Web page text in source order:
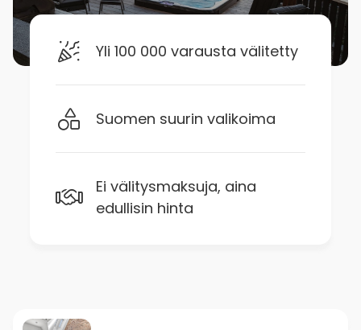
Yli 100 000 varausta välitetty
Suomen suurin valikoima
Ei välitysmaksuja, aina
edullisin hinta